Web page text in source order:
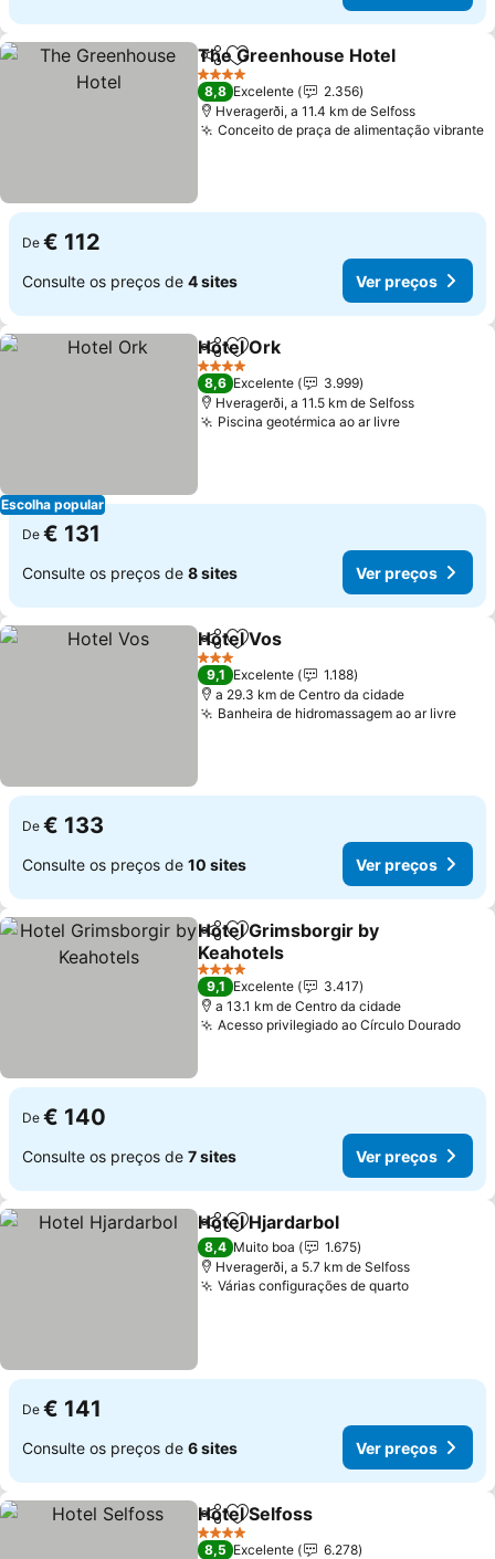
PartilharAdicionar aos favoritos
The Greenhouse Hotel
4 Estrelas
8,8 Excelente
2.356
Hveragerði, a 11.4 km de Selfoss
Conceito de praça de alimentação vibrante
De € 112
Consulte os preços de 4 sites Ver preços
Escolha popular
PartilharAdicionar aos favoritos
Hotel Ork
4 Estrelas
8,6 Excelente
3.999
Hveragerði, a 11.5 km de Selfoss
Piscina geotérmica ao ar livre
De € 131
Consulte os preços de 8 sites Ver preços
PartilharAdicionar aos favoritos
Hotel Vos
3 Estrelas
9,1 Excelente
1.188
a 29.3 km de Centro da cidade
Banheira de hidromassagem ao ar livre
De € 133
Consulte os preços de 10 sites Ver preços
PartilharAdicionar aos favoritos
Hotel Grimsborgir by
Keahotels
4 Estrelas
9,1 Excelente
3.417
a 13.1 km de Centro da cidade
Acesso privilegiado ao Círculo Dourado
De € 140
Consulte os preços de 7 sites Ver preços
PartilharAdicionar aos favoritos
Hotel Hjardarbol
8,4 Muito boa
1.675
Hveragerði, a 5.7 km de Selfoss
Várias configurações de quarto
De € 141
Consulte os preços de 6 sites Ver preços
PartilharAdicionar aos favoritos
Hotel Selfoss
4 Estrelas
8,5 Excelente
6.278